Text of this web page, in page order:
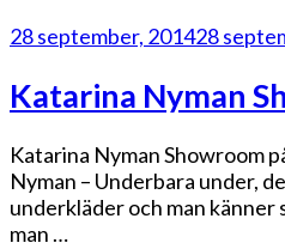
28 september, 201428
Katarina Nyman
Katarina Nyman Showroom
Nyman – Underbara under,
underkläder och man
man …